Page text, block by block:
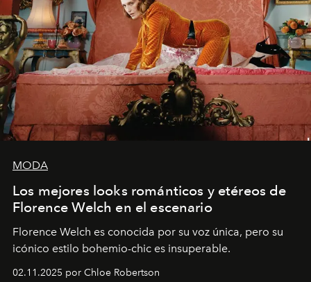
MODA
Los mejores looks románticos y etéreos de
Florence Welch en el escenario
Florence Welch es conocida por su voz única, pero su
icónico estilo bohemio-chic es insuperable.
02.11.2025 por Chloe Robertson